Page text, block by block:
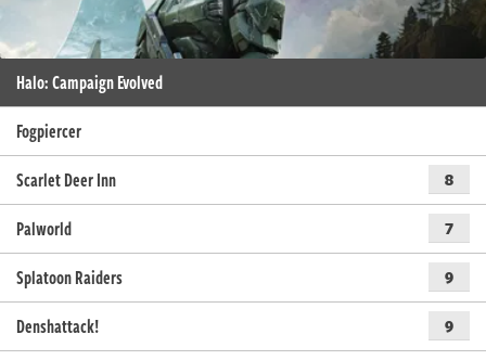
Halo: Campaign Evolved
Fogpiercer
Scarlet Deer Inn
8
Palworld 7
Splatoon Raiders 9
Denshattack! 9